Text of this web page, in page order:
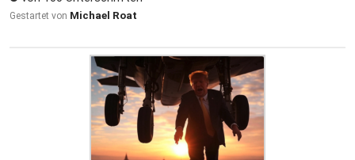
Firmen sorgen welche dieses wiederum in Löhne
für Ausländische Unternehmen die Schweiz über
den Bahnweg zu passieren , was im
Strassenverkehr zu Entlastungen führen sollte.
Gestartet von Michael Roat